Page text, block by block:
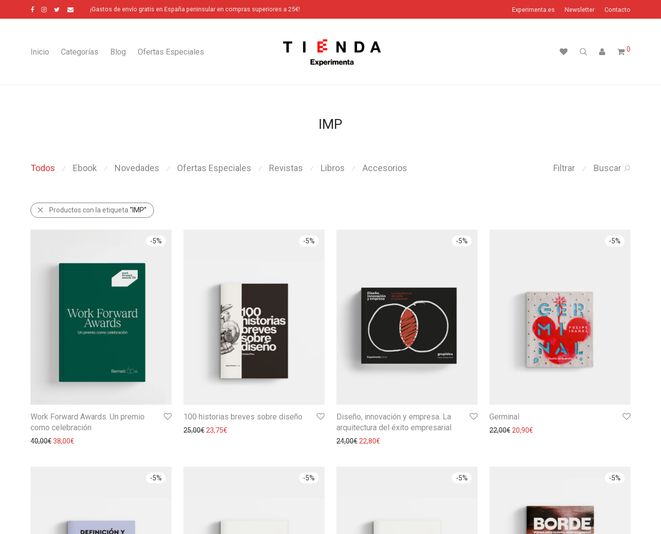
¡Gastos de envío gratis en España peninsular en compras superiores a 25€! Experimenta.es Newsletter Contacto
Inicio Categorías Blog Ofertas Especiales 0
IMP
Filtrar ⁄ Buscar
Todos ⁄ Ebook ⁄ Novedades ⁄ Ofertas Especiales ⁄ Revistas ⁄ Libros ⁄ Accesorios
Productos con la etiqueta “IMP”
-5%
Work Forward Awards. Un premio
como celebración
40,00€38,00€
-5%
100 historias breves sobre diseño
25,00€ 23,75€
-5%
Diseño, innovación y empresa. La
arquitectura del éxito empresarial
24,00€ 22,80€
-5%
Germinal
22,00€ 20,90€
-5% -5% -5% -5%